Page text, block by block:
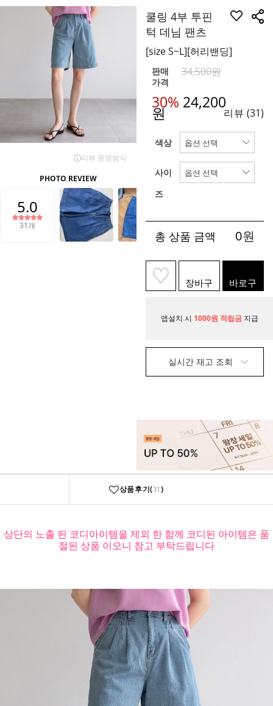
쿨링 4부 투핀
턱 데님 팬츠
[size S~L][허리밴딩]
판매
가격
34,500원
30% 24,200
원 리뷰 (31)
색상
사이
즈
총 상품 금액 0원
장바구
니
바로구
매
앱설치 시 1000원 적립금 지급
실시간 재고 조회
상품후기(31)
상단의 노출 된 코디아이템을 제외 한 함께 코디된 아이템은 품
절된 상품 이오니 참고 부탁드립니다